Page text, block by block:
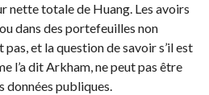
nette totale de Huang. Les avoirs
dans des portefeuilles non
et la question de savoir s’il est
l’a dit Arkham, ne peut pas être
données publiques.